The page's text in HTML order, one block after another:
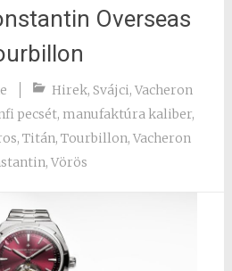
Overseas
Hirek,Svájci,Vacheron
pecsét, manufaktúra kaliber,
,Titán,Tourbillon,Vacheron
, Vörös